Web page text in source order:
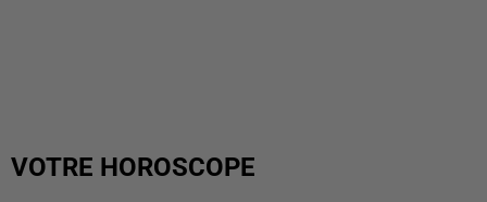
VOTRE HOROSCOPE